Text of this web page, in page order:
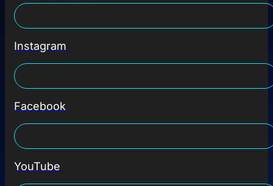
Instagram
Facebook
YouTube